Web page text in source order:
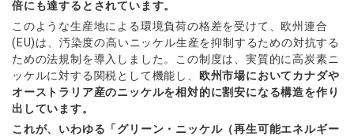
倍にも達するとされています。
このような生産地による環境負荷の格差を受けて、欧州連合
(EU)は、汚染度の高いニッケル生産を抑制するための対抗する
ための法規制を導入しました。この制度は、実質的に高炭素ニ
ッケルに対する関税として機能し、 欧州市場においてカナダや
オーストラリア産のニッケルを相対的に割安になる構造を作り
出しています。
これが、いわゆる「グリーン・ニッケル（再生可能エネルギー